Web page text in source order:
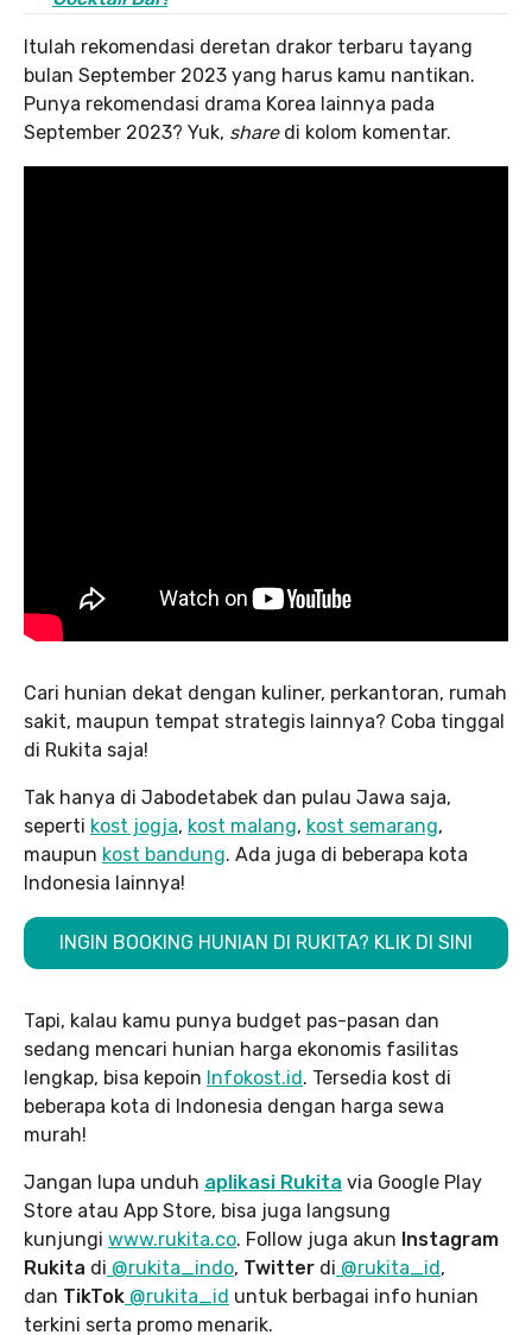
Itulah rekomendasi deretan drakor terbaru tayang
bulan September 2023 yang harus kamu nantikan.
Punya rekomendasi drama Korea lainnya pada
September 2023? Yuk, share di kolom komentar.
Cari hunian dekat dengan kuliner, perkantoran, rumah
sakit, maupun tempat strategis lainnya? Coba tinggal
di Rukita saja!
Tak hanya di Jabodetabek dan pulau Jawa saja,
seperti kost jogja, kost malang, kost semarang,
maupun kost bandung. Ada juga di beberapa kota
Indonesia lainnya!
INGIN BOOKING HUNIAN DI RUKITA? KLIK DI SINI
Tapi, kalau kamu punya budget pas-pasan dan
sedang mencari hunian harga ekonomis fasilitas
lengkap, bisa kepoin Infokost.id. Tersedia kost di
beberapa kota di Indonesia dengan harga sewa
murah!
Jangan lupa unduh aplikasi Rukita via Google Play
Store atau App Store, bisa juga langsung
kunjungi www.rukita.co. Follow juga akun Instagram
Rukita di @rukita_indo, Twitter di @rukita_id,
dan TikTok @rukita_id untuk berbagai info hunian
terkini serta promo menarik.